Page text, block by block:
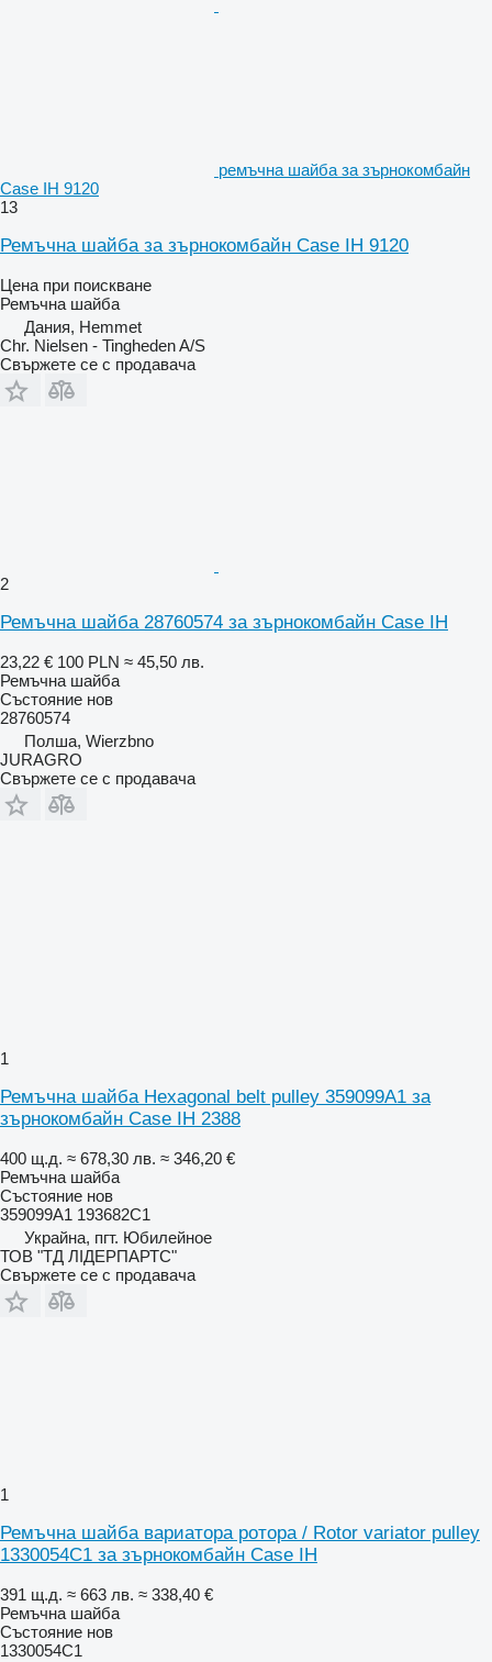
ремъчна шайба за зърнокомбайн
Case IH 9120
13
Ремъчна шайба за зърнокомбайн Case IH 9120
Цена при поискване
Ремъчна шайба
Дания, Hemmet
Chr. Nielsen - Tingheden A/S
Свържете се с продавача
2
Ремъчна шайба 28760574 за зърнокомбайн Case IH
23,22 € 100 PLN ≈ 45,50 лв.
Ремъчна шайба
Състояние нов
28760574
Полша, Wierzbno
JURAGRO
Свържете се с продавача
1
Ремъчна шайба Hexagonal belt pulley 359099A1 за
зърнокомбайн Case IH 2388
400 щ.д. ≈ 678,30 лв. ≈ 346,20 €
Ремъчна шайба
Състояние нов
359099A1 193682C1
Украйна, пгт. Юбилейное
ТОВ "ТД ЛІДЕРПАРТС"
Свържете се с продавача
1
Ремъчна шайба вариатора ротора / Rotor variator pulley
1330054C1 за зърнокомбайн Case IH
391 щ.д. ≈ 663 лв. ≈ 338,40 €
Ремъчна шайба
Състояние нов
1330054C1